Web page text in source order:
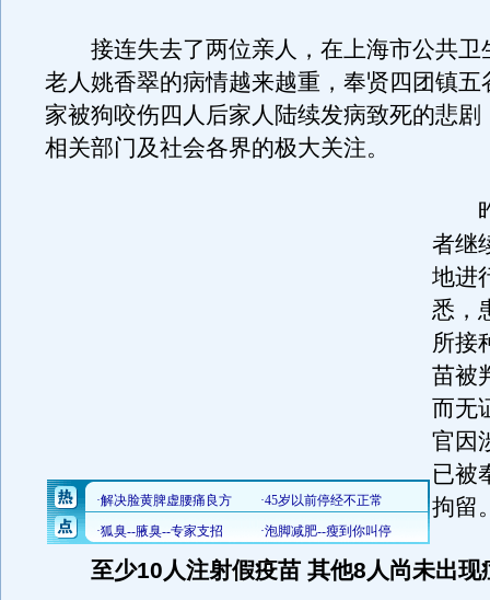
接连失去了两位亲人，在上海市公共卫
老人姚香翠的病情越来越重，奉贤四团镇五
家被狗咬伤四人后家人陆续发病致死的悲剧
相关部门及社会各界的极大关注。
昨
者继
地进
悉，
所接
苗被
而无
官因
已被
拘留
至少10人注射假疫苗 其他8人尚未出现